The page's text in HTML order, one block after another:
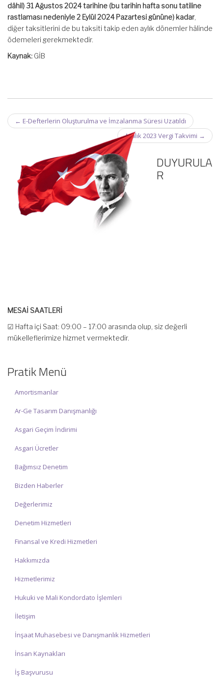
dâhil) 31 Ağustos 2024 tarihine (bu tarihin hafta sonu tatiline
rastlaması nedeniyle 2 Eylül 2024 Pazartesi gününe) kadar,
diğer taksitlerini de bu taksiti takip eden aylık dönemler hâlinde
ödemeleri gerekmektedir.
Kaynak: GİB
Post
navigation
← E-Defterlerin Oluşturulma ve İmzalanma Süresi Uzatıldı
Aralık 2023 Vergi Takvimi →
DUYURULA
R
MESAİ SAATLERİ
mükelleflerimize hizmet vermektedir.
İlgi ve anlayışınız için İNCİ MUHASEBE MÜŞAVİRLİK Ailesi olarak
teşekkür ederiz.
Pratik Menü
Amortismanlar
Ar-Ge Tasarım Danışmanlığı
Asgari Geçim İndirimi
Asgari Ücretler
Bağımsız Denetim
Bizden Haberler
Değerlerimiz
Denetim Hizmetleri
Finansal ve Kredi Hizmetleri
Hakkımızda
Hizmetlerimiz
Hukuki ve Mali Kondordato İşlemleri
İletişim
İnşaat Muhasebesi ve Danışmanlık Hizmetleri
İnsan Kaynakları
İş Başvurusu